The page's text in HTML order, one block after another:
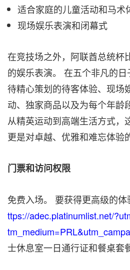
适合家庭的儿童活动和马术
现场娱乐表演和闭幕式
在竞技场之外，阿联酋总统杯
的娱乐表演。 在五个非凡的
待精心策划的待客体验、现场
动、独家商品以及为每个年龄
从精英运动到高端生活方式，
更是对卓越、优雅和难忘体验
门票和访问权限
免费入场。 要获得更高级的
ttps://adec.platinumlist.net/
士休息室一日通行证和餐桌套